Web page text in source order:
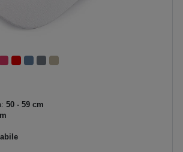
50 - 59 cm